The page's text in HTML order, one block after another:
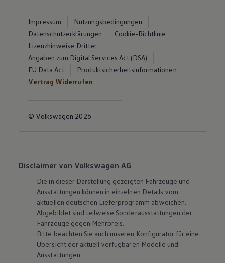
Impressum
Nutzungsbedingungen
Datenschutzerklärungen
Cookie-Richtlinie
Lizenzhinweise Dritter
Angaben zum Digital Services Act (DSA)
EU Data Act
Produktsicherheitsinformationen
Vertrag Widerrufen
© Volkswagen 2026
Disclaimer von Volkswagen AG
Die in dieser Darstellung gezeigten Fahrzeuge und
Ausstattungen können in einzelnen Details vom
aktuellen deutschen Lieferprogramm abweichen.
Abgebildet sind teilweise Sonderausstattungen der
Fahrzeuge gegen Mehrpreis.
Bitte beachten Sie auch unseren Konfigurator für eine
Übersicht der aktuell verfügbaren Modelle und
Ausstattungen.